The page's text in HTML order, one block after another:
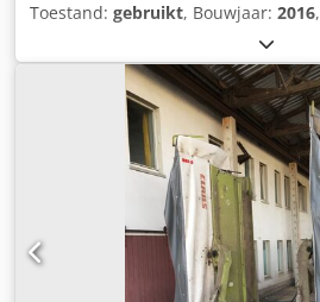
Toestand: gebruikt, Bouwjaar: 2016,